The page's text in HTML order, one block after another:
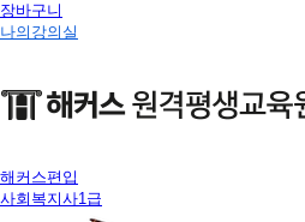
장바구니
나의강의실
해커스편입
사회복지사1급